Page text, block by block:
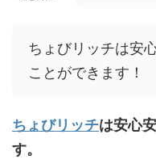
ちょびリッチは安
ことができます！
ちょびリッチは安心
す。